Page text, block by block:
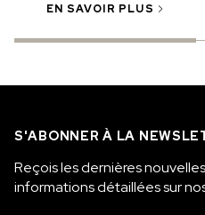
EN SAVOIR PLUS
S'ABONNER À LA
Reçois les dernières
informations détaillées sur